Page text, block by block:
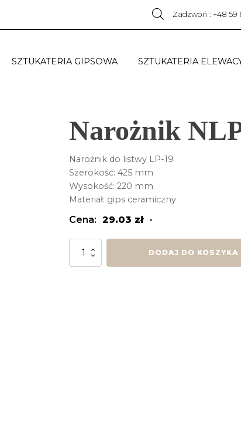
Zadzwoń : +48 59
SZTUKATERIA GIPSOWA SZTUKATERIA
Narożnik
Narożnik do listwy LP-19
Szerokość: 425 mm
Wysokość: 220 mm
Materiał: gips ceramiczny
Cena: 29.03 zł -
ilość
DODAJ DO KOSZYKA